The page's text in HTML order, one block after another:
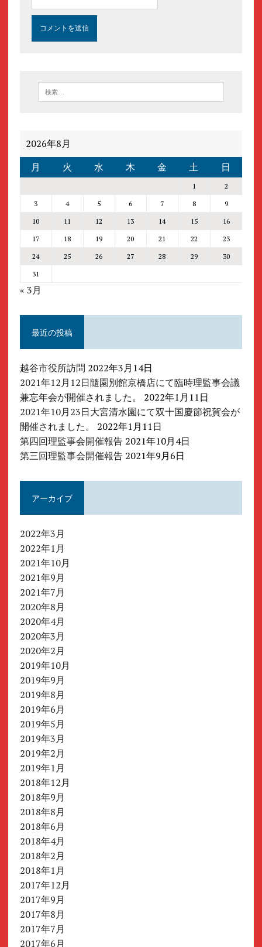
2026年8月
月
火 水 木 金 土 日
1
2
3
4 5 6 7 8
9
10
11 12 13 14 15
16
17
18 19 20 21 22
23
24
25 26 27 28 29
30
31
« 3月
最近の投稿
越谷市役所訪問 2022年3月14日
2021年12月12日隨園別館京橋店にて臨時理監事会議
兼忘年会が開催されました。
2022年1月11日
2021年10月23日大宮清水園にて双十国慶節祝賀会が
開催されました。
2022年1月11日
第四回理監事会開催報告 2021年10月4日
第三回理監事会開催報告 2021年9月6日
アーカイブ
2022年3月
2022年1月
2021年10月
2021年9月
2021年7月
2020年8月
2020年4月
2020年3月
2020年2月
2019年10月
2019年9月
2019年8月
2019年6月
2019年5月
2019年3月
2019年2月
2019年1月
2018年12月
2018年9月
2018年8月
2018年6月
2018年4月
2018年2月
2018年1月
2017年12月
2017年9月
2017年8月
2017年7月
2017年6月